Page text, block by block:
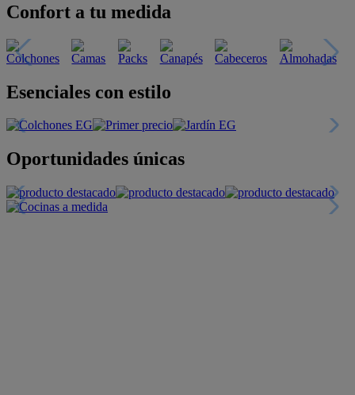
Confort a tu medida
Esenciales con estilo
Oportunidades únicas